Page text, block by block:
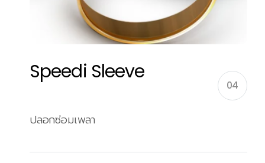
Speedi Sleeve
04
ปลอกซ่อมเพลา